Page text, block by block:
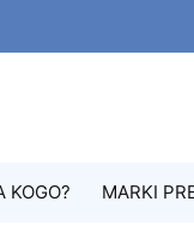
KOGO? MARKI